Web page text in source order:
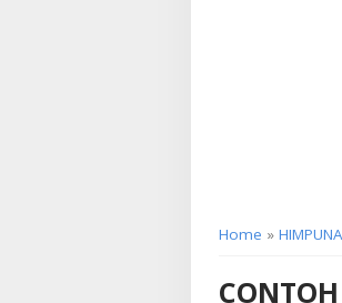
Home »